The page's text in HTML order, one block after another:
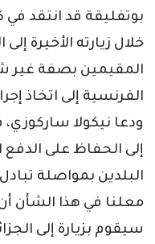
بوتفليقة قد انتقد
خلال زيارته الأخيرة
المقيمين بصفة غير
الفرنسية إلى اتخاذ
ودعا نيكولا
إلى الحفاظ على الدفع
البلدين بمواصلة
معلنا في هذا الشأن أن